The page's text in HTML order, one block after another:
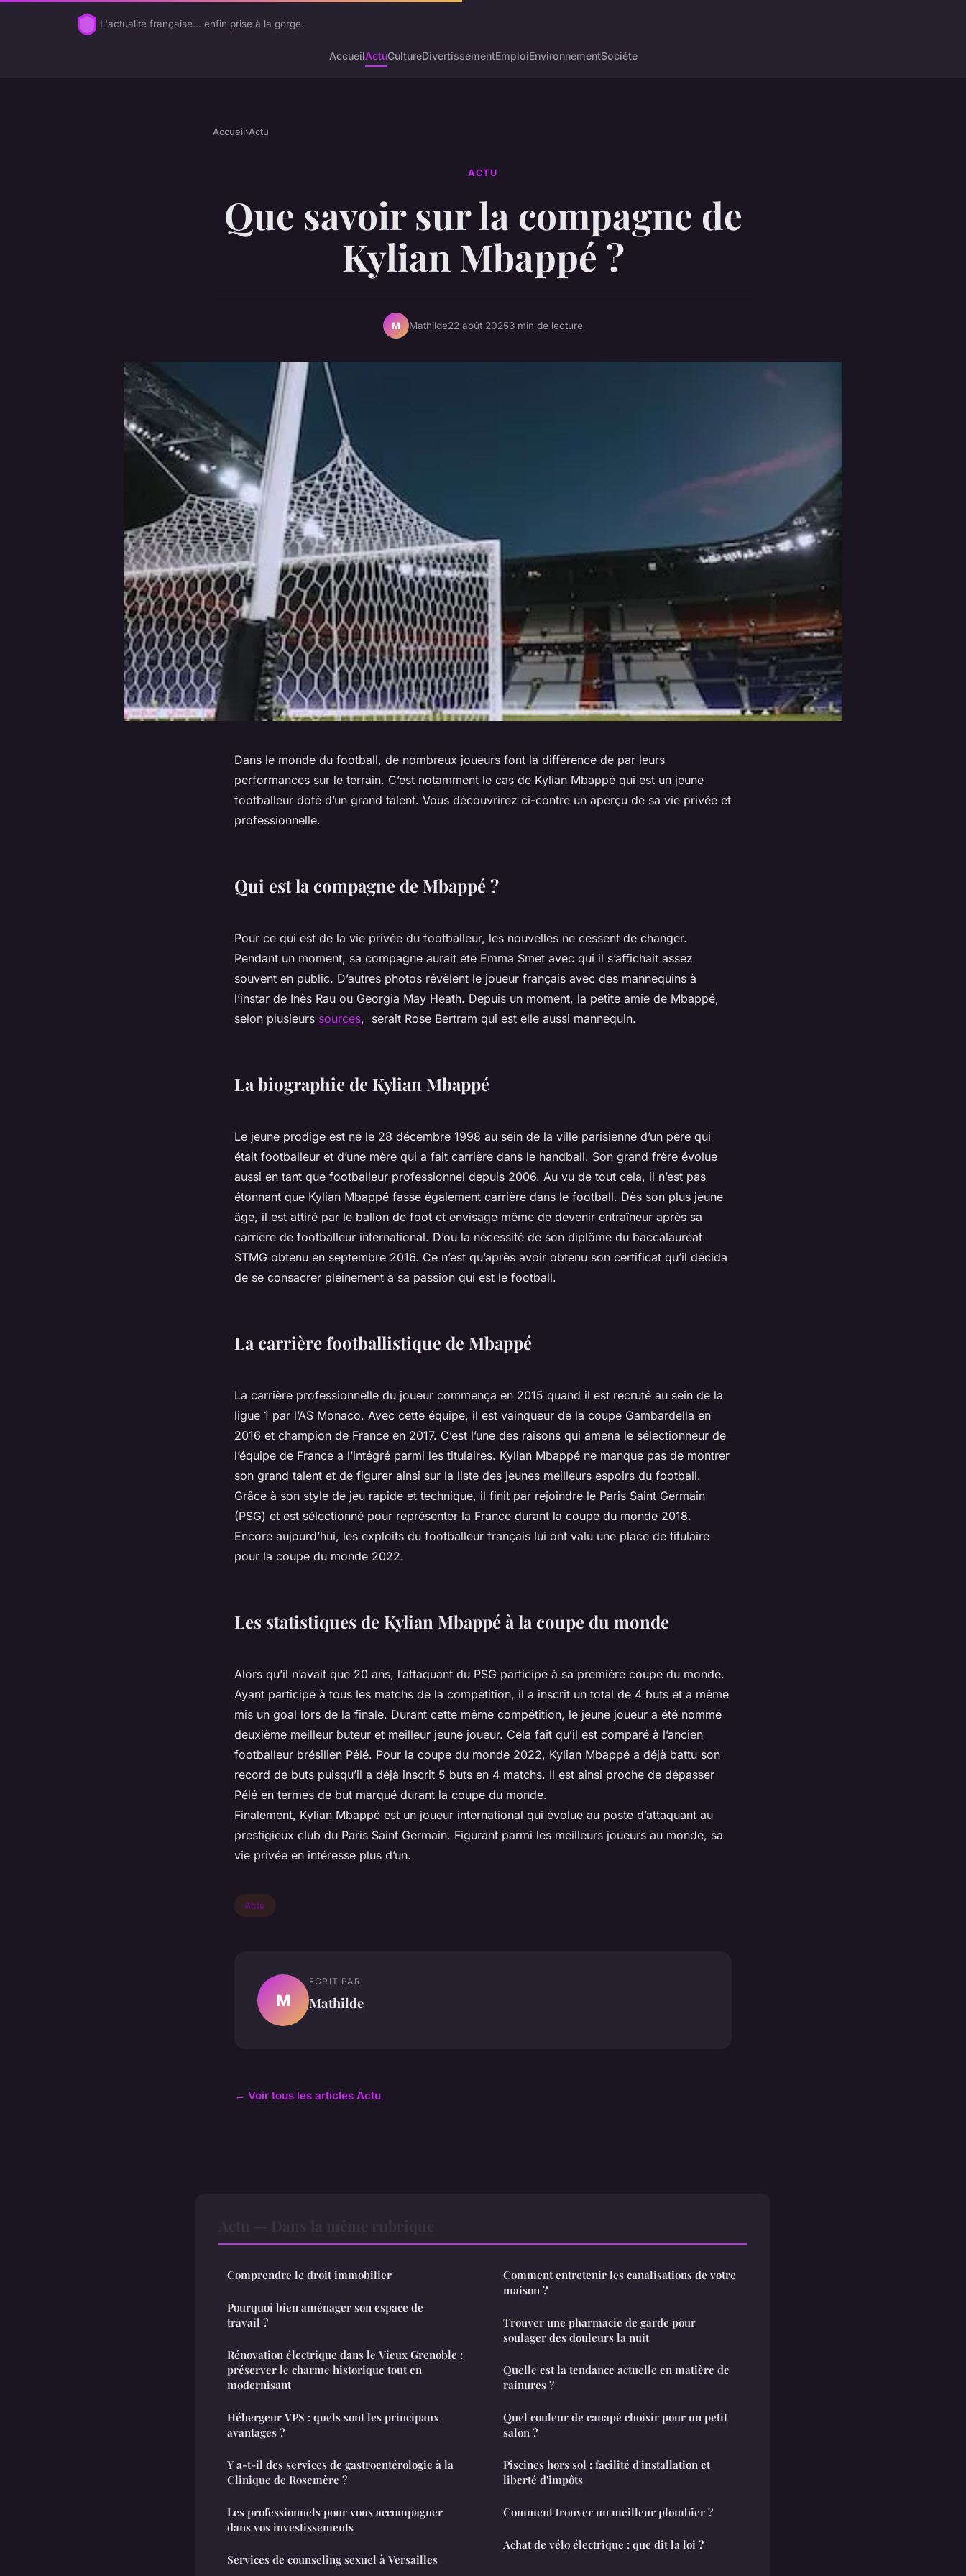
L'actualité française... enfin prise à la gorge.
AccueilActuCultureDivertissementEmploiEnvironnementSociété
Accueil›Actu
ACTU
Que savoir sur la compagne de
Kylian Mbappé ?
M Mathilde22 août 20253 min de lecture
Dans le monde du football, de nombreux joueurs font la différence de par leurs
performances sur le terrain. C’est notamment le cas de Kylian Mbappé qui est un jeune
footballeur doté d’un grand talent. Vous découvrirez ci-contre un aperçu de sa vie privée et
professionnelle.
Qui est la compagne de Mbappé ?
Pour ce qui est de la vie privée du footballeur, les nouvelles ne cessent de changer.
Pendant un moment, sa compagne aurait été Emma Smet avec qui il s’affichait assez
souvent en public. D’autres photos révèlent le joueur français avec des mannequins à
l’instar de Inès Rau ou Georgia May Heath. Depuis un moment, la petite amie de Mbappé,
selon plusieurs sources, serait Rose Bertram qui est elle aussi mannequin.
La biographie de Kylian Mbappé
Le jeune prodige est né le 28 décembre 1998 au sein de la ville parisienne d’un père qui
était footballeur et d’une mère qui a fait carrière dans le handball. Son grand frère évolue
aussi en tant que footballeur professionnel depuis 2006. Au vu de tout cela, il n’est pas
étonnant que Kylian Mbappé fasse également carrière dans le football. Dès son plus jeune
âge, il est attiré par le ballon de foot et envisage même de devenir entraîneur après sa
carrière de footballeur international. D’où la nécessité de son diplôme du baccalauréat
STMG obtenu en septembre 2016. Ce n’est qu’après avoir obtenu son certificat qu’il décida
de se consacrer pleinement à sa passion qui est le football.
La carrière footballistique de Mbappé
La carrière professionnelle du joueur commença en 2015 quand il est recruté au sein de la
ligue 1 par l’AS Monaco. Avec cette équipe, il est vainqueur de la coupe Gambardella en
2016 et champion de France en 2017. C’est l’une des raisons qui amena le sélectionneur de
l’équipe de France a l’intégré parmi les titulaires. Kylian Mbappé ne manque pas de montrer
son grand talent et de figurer ainsi sur la liste des jeunes meilleurs espoirs du football.
Grâce à son style de jeu rapide et technique, il finit par rejoindre le Paris Saint Germain
(PSG) et est sélectionné pour représenter la France durant la coupe du monde 2018.
Encore aujourd’hui, les exploits du footballeur français lui ont valu une place de titulaire
pour la coupe du monde 2022.
Les statistiques de Kylian Mbappé à la coupe du monde
Alors qu’il n’avait que 20 ans, l’attaquant du PSG participe à sa première coupe du monde.
Ayant participé à tous les matchs de la compétition, il a inscrit un total de 4 buts et a même
mis un goal lors de la finale. Durant cette même compétition, le jeune joueur a été nommé
deuxième meilleur buteur et meilleur jeune joueur. Cela fait qu’il est comparé à l’ancien
footballeur brésilien Pélé. Pour la coupe du monde 2022, Kylian Mbappé a déjà battu son
record de buts puisqu’il a déjà inscrit 5 buts en 4 matchs. Il est ainsi proche de dépasser
Pélé en termes de but marqué durant la coupe du monde.
Finalement, Kylian Mbappé est un joueur international qui évolue au poste d’attaquant au
prestigieux club du Paris Saint Germain. Figurant parmi les meilleurs joueurs au monde, sa
vie privée en intéresse plus d’un.
Actu
M
ECRIT PAR
Mathilde
← Voir tous les articles Actu
Comprendre le droit immobilier
Pourquoi bien aménager son espace de
travail ?
Rénovation électrique dans le Vieux Grenoble :
préserver le charme historique tout en
modernisant
Hébergeur VPS : quels sont les principaux
avantages ?
Y a-t-il des services de gastroentérologie à la
Clinique de Rosemère ?
Les professionnels pour vous accompagner
dans vos investissements
Services de counseling sexuel à Versailles
Comment entretenir les canalisations de votre
maison ?
Trouver une pharmacie de garde pour
soulager des douleurs la nuit
Quelle est la tendance actuelle en matière de
rainures ?
Quel couleur de canapé choisir pour un petit
salon ?
Piscines hors sol : facilité d'installation et
liberté d'impôts
Comment trouver un meilleur plombier ?
Achat de vélo électrique : que dit la loi ?